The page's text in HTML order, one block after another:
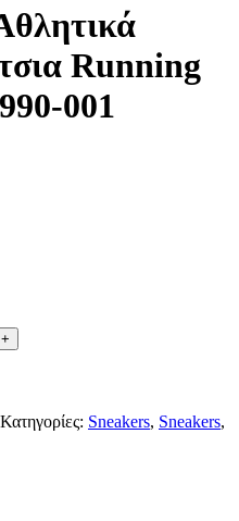
€.είναι:
34,39 €.
Running
001
Κατηγορίες: Sneakers, Sneakers,